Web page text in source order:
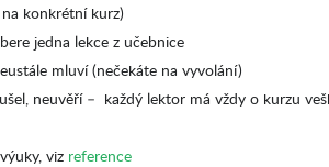
konkrétní kurz)
jedna lekce z učebnice
mluví (nečekáte na vyvolání)
neuvěří – každý lektor má vždy o kurzu
viz reference